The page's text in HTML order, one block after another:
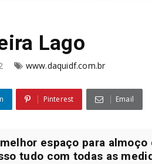
Lago
www.daquidf.com.br
Pinterest Email
espaço para almoço
tudo com todas as